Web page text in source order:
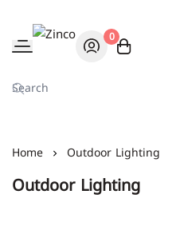
Zinco
0
Home Outdoor Lighting
Outdoor Lighting